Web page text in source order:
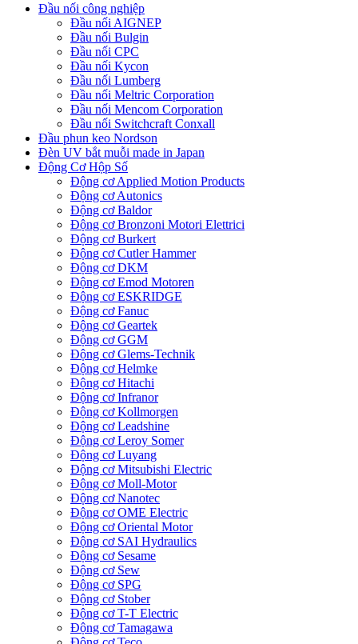
Đầu nối công nghiệp
Đầu nối AIGNEP
Đầu nối Bulgin
Đầu nối CPC
Đầu nối Kycon
Đầu nối Lumberg
Đầu nối Meltric Corporation
Đầu nối Mencom Corporation
Đầu nối Switchcraft Conxall
Đầu phun keo Nordson
Đèn UV bắt muỗi made in Japan
Động Cơ Hộp Số
Động cơ Applied Motion Products
Động cơ Autonics
Động cơ Baldor
Động cơ Bronzoni Motori Elettrici
Động cơ Burkert
Động cơ Cutler Hammer
Động cơ DKM
Động cơ Emod Motoren
Động cơ ESKRIDGE
Động cơ Fanuc
Động cơ Geartek
Động cơ GGM
Động cơ Glems-Technik
Động cơ Helmke
Động cơ Hitachi
Động cơ Infranor
Động cơ Kollmorgen
Động cơ Leadshine
Động cơ Leroy Somer
Động cơ Luyang
Động cơ Mitsubishi Electric
Động cơ Moll-Motor
Động cơ Nanotec
Động cơ OME Electric
Động cơ Oriental Motor
Động cơ SAI Hydraulics
Động cơ Sesame
Động cơ Sew
Động cơ SPG
Động cơ Stober
Động cơ T-T Electric
Động cơ Tamagawa